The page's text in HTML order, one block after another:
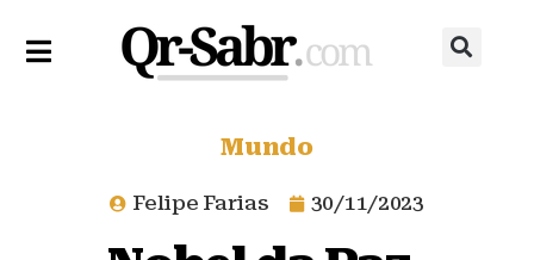
Mundo
Felipe Farias 30/11/2023